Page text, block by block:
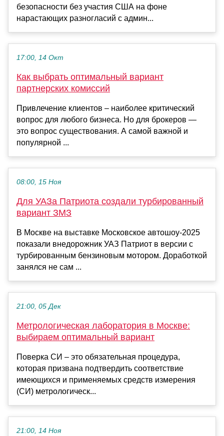
безопасности без участия США на фоне
нарастающих разногласий с админ...
17:00, 14 Окт
Как выбрать оптимальный вариант
партнерских комиссий
Привлечение клиентов – наиболее критический
вопрос для любого бизнеса. Но для брокеров —
это вопрос существования. А самой важной и
популярной ...
08:00, 15 Ноя
Для УАЗа Патриота создали турбированный
вариант ЗМЗ
В Москве на выставке Московское автошоу-2025
показали внедорожник УАЗ Патриот в версии с
турбированным бензиновым мотором. Доработкой
занялся не сам ...
21:00, 05 Дек
Метрологическая лаборатория в Москве:
выбираем оптимальный вариант
Поверка СИ – это обязательная процедура,
которая призвана подтвердить соответствие
имеющихся и применяемых средств измерения
(СИ) метрологическ...
21:00, 14 Ноя